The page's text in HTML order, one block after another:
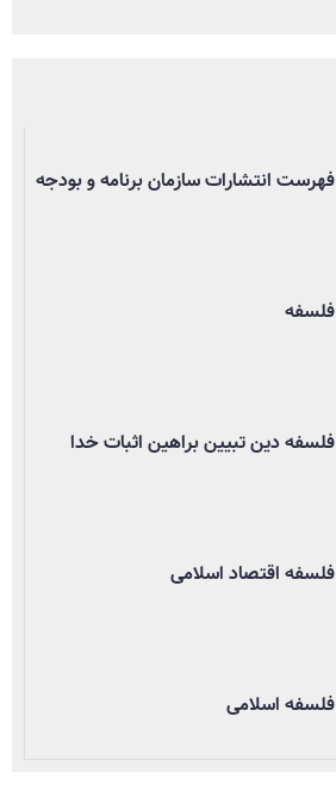
فهرست انتشارات سازمان برنامه و بودجه
فلسفه
فلسفه دین تبیین براهین اثبات خدا
فلسفه اقتصاد اسلامی
فلسفه اسلامی